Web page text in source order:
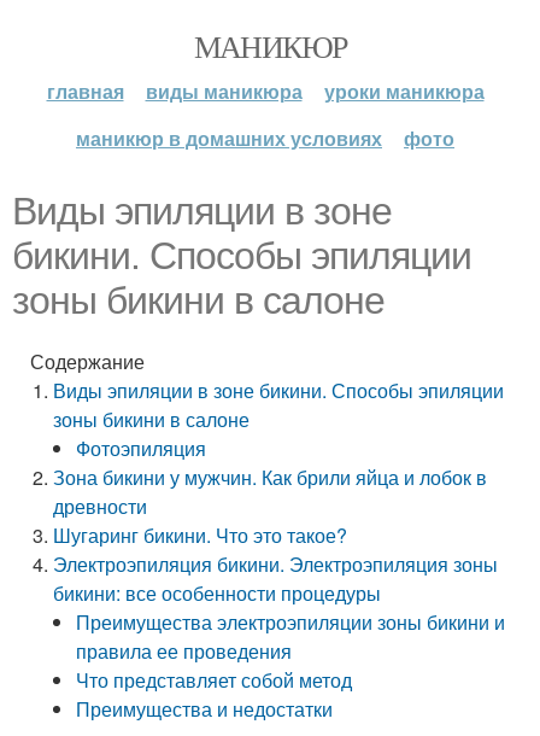
МАНИКЮР
главная виды маникюра
уроки маникюра
маникюр в домашних условиях
фото
Виды эпиляции в зоне
бикини. Способы эпиляции
зоны бикини в салоне
Содержание
Виды эпиляции в зоне бикини. Способы эпиляции
зоны бикини в салоне
Фотоэпиляция
Зона бикини у мужчин. Как брили яйца и лобок в
древности
Шугаринг бикини. Что это такое?
Электроэпиляция бикини. Электроэпиляция зоны
бикини: все особенности процедуры
Преимущества электроэпиляции зоны бикини и
правила ее проведения
Что представляет собой метод
Преимущества и недостатки